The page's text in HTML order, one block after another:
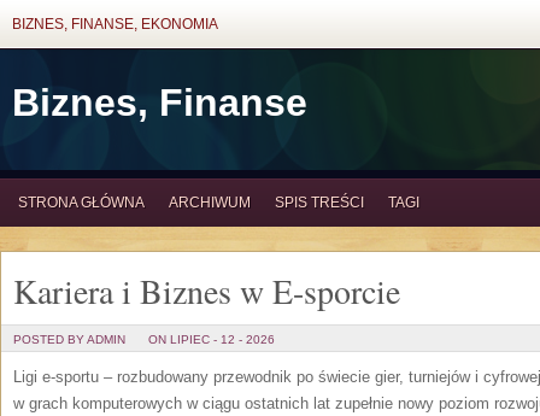
BIZNES, FINANSE, EKONOMIA
Biznes, Finanse
STRONA GŁÓWNA ARCHIWUM SPIS TREŚCI TAGI
Kariera i Biznes w E-sporcie
POSTED BY ADMIN ON LIPIEC - 12 - 2026
Ligi e-sportu – rozbudowany przewodnik po świecie gier, turniejów i
w grach komputerowych w ciągu ostatnich lat zupełnie nowy poziom